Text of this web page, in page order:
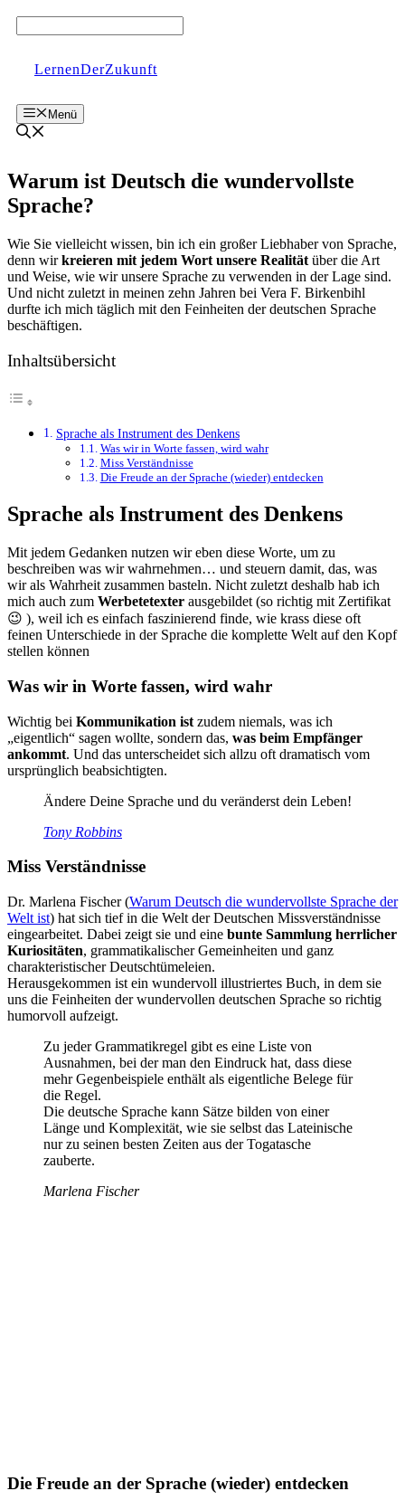
Zum
LernenDerZukunft
Menü
Warum ist Deutsch die wundervollste
Sprache?
Wie Sie vielleicht wissen, bin ich ein großer Liebhaber von Sprache,
denn wirkreieren mit jedem Wort unsere Realität über die Art
und Weise, wie wir unsere Sprache zu verwenden in der Lage sind.
Und nicht zuletzt in meinen zehn Jahren bei Vera F. Birkenbihl
durfte ich mich täglich mit den Feinheiten der deutschen Sprache
beschäftigen.
Inhaltsübersicht
Sprache als Instrument des Denkens
Was wir in Worte fassen, wird wahr
Miss Verständnisse
Die Freude an der Sprache (wieder) entdecken
Sprache als Instrument des Denkens
Mit jedem Gedanken nutzen wir eben diese Worte, um zu
beschreiben was wir wahrnehmen… und steuern damit, das, was
wir als Wahrheit zusammen basteln. Nicht zuletzt deshalb hab ich
mich auch zum Werbetetexter ausgebildet (so richtig mit Zertifikat
😉 ), weil ich es einfach faszinierend finde, wie krass diese oft
feinen Unterschiede in der Sprache die komplette Welt auf den Kopf
stellen können
Was wir in Worte fassen, wird wahr
Wichtig bei Kommunikation ist zudem niemals, was ich
„eigentlich“ sagen wollte, sondern das, was beim Empfänger
ankommt. Und das unterscheidet sich allzu oft dramatisch vom
ursprünglich beabsichtigten.
Ändere Deine Sprache und du veränderst dein Leben!
Tony Robbins
Miss Verständnisse
Dr. Marlena Fischer (Warum Deutsch die wundervollste Sprache der
Welt ist) hat sich tief in die Welt der Deutschen Missverständnisse
eingearbeitet. Dabei zeigt sie und eine bunte Sammlung herrlicher
Kuriositäten, grammatikalischer Gemeinheiten und ganz
charakteristischer Deutschtümeleien.
Herausgekommen ist ein wundervoll illustriertes Buch, in dem sie
uns die Feinheiten der wundervollen deutschen Sprache so richtig
humorvoll aufzeigt.
Zu jeder Grammatikregel gibt es eine Liste von
Ausnahmen, bei der man den Eindruck hat, dass diese
mehr Gegenbeispiele enthält als eigentliche Belege für
die Regel.
Die deutsche Sprache kann Sätze bilden von einer
Länge und Komplexität, wie sie selbst das Lateinische
nur zu seinen besten Zeiten aus der Togatasche
zauberte.
Marlena Fischer
Die Freude an der Sprache (wieder) entdecken